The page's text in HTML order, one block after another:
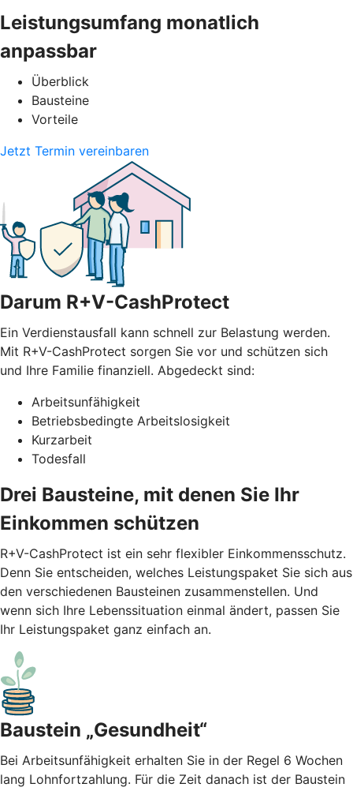
Leistungsumfang monatlich
anpassbar
Überblick
Bausteine
Vorteile
Jetzt Termin vereinbaren
Darum R+V-CashProtect
Ein Verdienstausfall kann schnell zur Belastung werden.
Mit R+V-CashProtect sorgen Sie vor und schützen sich
und Ihre Familie finanziell. Abgedeckt sind:
Arbeitsunfähigkeit
Betriebsbedingte Arbeitslosigkeit
Kurzarbeit
Todesfall
Drei Bausteine, mit denen Sie Ihr
Einkommen schützen
R+V-CashProtect ist ein sehr flexibler Einkommensschutz.
Denn Sie entscheiden, welches Leistungspaket Sie sich aus
den verschiedenen Bausteinen zusammenstellen. Und
wenn sich Ihre Lebenssituation einmal ändert, passen Sie
Ihr Leistungspaket ganz einfach an.
Baustein „Gesundheit“
Bei Arbeitsunfähigkeit erhalten Sie in der Regel 6 Wochen
lang Lohnfortzahlung. Für die Zeit danach ist der Baustein